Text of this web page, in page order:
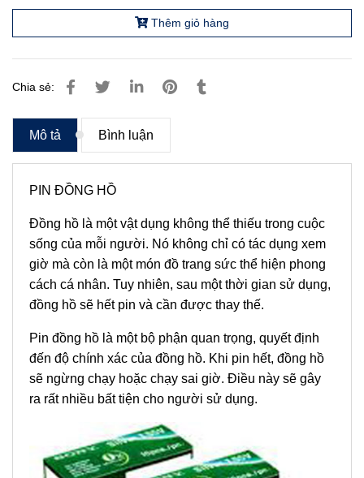
Thêm giỏ hàng
Chia sẻ:
Mô tả Bình luận
PIN ĐỒNG HỒ
Đồng hồ là một vật dụng không thể thiếu trong cuộc
sống của mỗi người. Nó không chỉ có tác dụng xem
giờ mà còn là một món đồ trang sức thể hiện phong
cách cá nhân. Tuy nhiên, sau một thời gian sử dụng,
đồng hồ sẽ hết pin và cần được thay thế.
Pin đồng hồ là một bộ phận quan trọng, quyết định
đến độ chính xác của đồng hồ. Khi pin hết, đồng hồ
sẽ ngừng chạy hoặc chạy sai giờ. Điều này sẽ gây
ra rất nhiều bất tiện cho người sử dụng.